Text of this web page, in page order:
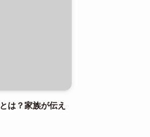
は？家族が伝え